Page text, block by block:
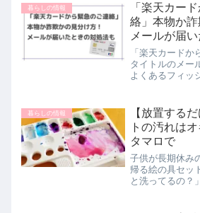
暮らしの情報
「楽天カー
絡」本物か詐
メールが届
「楽天カードか
タイトルのメー
よくあるフィッ
いつもなら無視
ッシングメール
り分けられるの
ていなかった不
暮らしの情報
【放置する
トの汚れは
タマロで
子供が長期休み
帰る絵の具セッ
と洗ってるの？
ど、絵の具の汚
んか？絵の具は